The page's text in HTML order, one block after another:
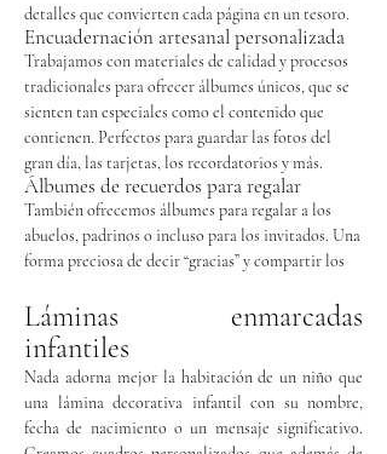
detalles que convierten cada página en un tesoro.
Encuadernación artesanal personalizada
Trabajamos con materiales de calidad y procesos
tradicionales para ofrecer álbumes únicos, que se
sienten tan especiales como el contenido que
contienen. Perfectos para guardar las fotos del
gran día, las tarjetas, los recordatorios y más.
Álbumes de recuerdos para regalar
También ofrecemos álbumes para regalar a los
abuelos, padrinos o incluso para los invitados. Una
forma preciosa de decir “gracias” y compartir los
Láminas enmarcadas
infantiles
Nada adorna mejor la habitación de un niño que
una lámina decorativa infantil con su nombre,
fecha de nacimiento o un mensaje significativo.